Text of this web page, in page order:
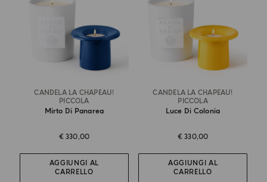
CANDELA LA CHAPEAU!
PICCOLA
Mirto Di Panarea
€ 330,00
AGGIUNGI AL
CARRELLO
CANDELA LA CHAPEAU!
PICCOLA
Luce Di Colonia
€ 330,00
AGGIUNGI AL
CARRELLO